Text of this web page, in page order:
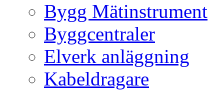
Bygg Mätinstrument
Byggcentraler
Elverk anläggning
Kabeldragare